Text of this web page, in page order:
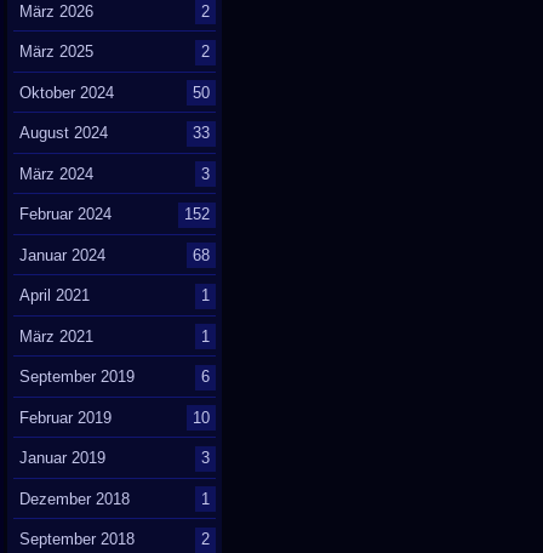
März 2026 2
März 2025 2
Oktober 2024 50
August 2024 33
März 2024 3
Februar 2024 152
Januar 2024 68
April 2021 1
März 2021 1
September 2019 6
Februar 2019 10
Januar 2019 3
Dezember 2018 1
September 2018 2